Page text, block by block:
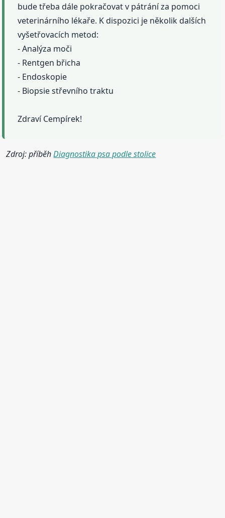
bude třeba dále pokračovat v pátrání za pomoci
veterinárního lékaře. K dispozici je několik dalších
vyšetřovacích metod:
- Analýza moči
- Rentgen břicha
- Endoskopie
- Biopsie střevního traktu
Zdraví Cempírek!
Zdroj: příběhDiagnostika psa podle stolice